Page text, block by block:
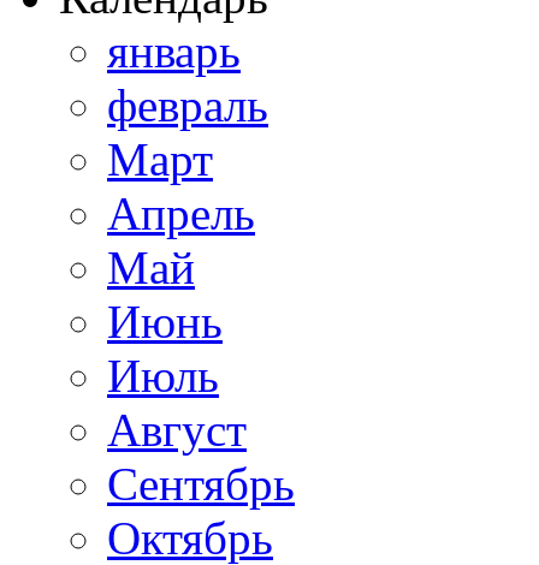
январь
февраль
Март
Апрель
Май
Июнь
Июль
Август
Сентябрь
Октябрь